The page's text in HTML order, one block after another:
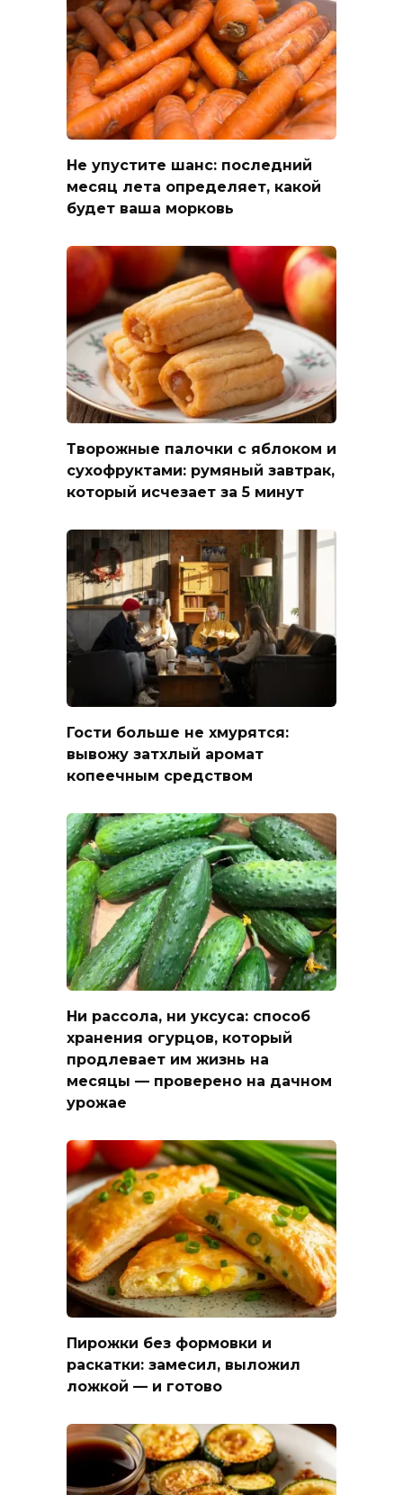
Не упустите шанс: последний
месяц лета определяет, какой
будет ваша морковь
Творожные палочки с яблоком и
сухофруктами: румяный завтрак,
который исчезает за 5 минут
Гости больше не хмурятся:
вывожу затхлый аромат
копеечным средством
Ни рассола, ни уксуса: способ
хранения огурцов, который
продлевает им жизнь на
месяцы — проверено на дачном
урожае
Пирожки без формовки и
раскатки: замесил, выложил
ложкой — и готово